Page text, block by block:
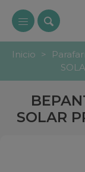
Inicio >
SOLAR